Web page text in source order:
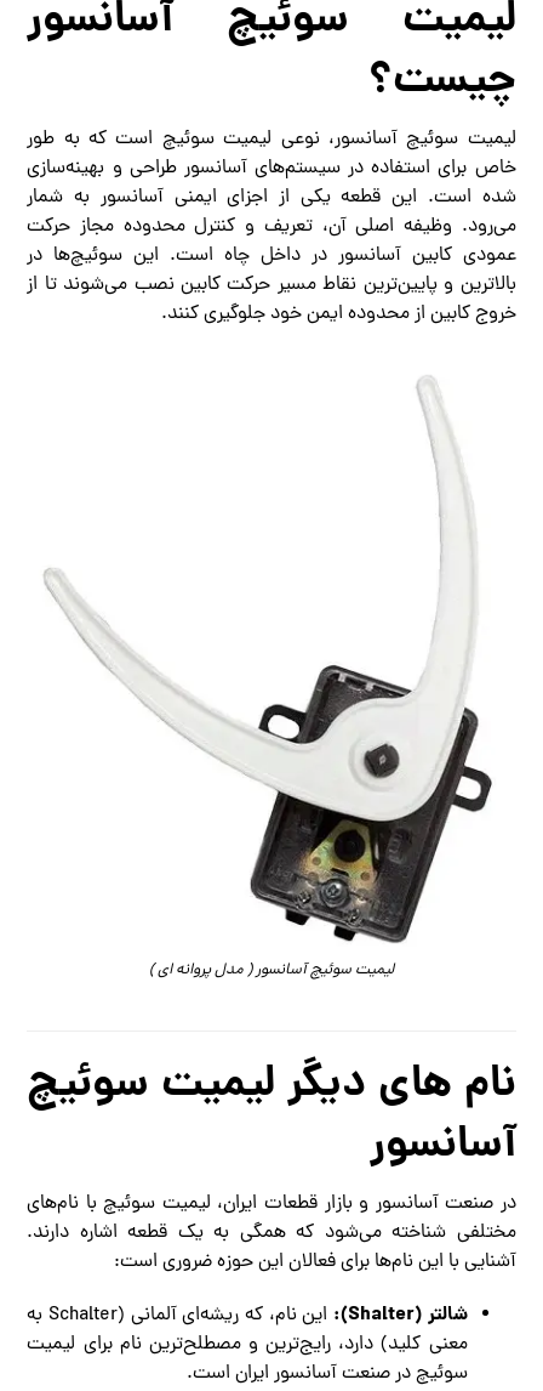
لیمیت سوئیچ آسانسور
چیست؟
لیمیت سوئیچ آسانسور، نوعی لیمیت سوئیچ است که به طور
خاص برای استفاده در سیستم‌های آسانسور طراحی و بهینه‌سازی
شده است. این قطعه یکی از اجزای ایمنی آسانسور به شمار
می‌رود. وظیفه اصلی آن، تعریف و کنترل محدوده مجاز حرکت
عمودی کابین آسانسور در داخل چاه است. این سوئیچ‌ها در
بالاترین و پایین‌ترین نقاط مسیر حرکت کابین نصب می‌شوند تا از
خروج کابین از محدوده ایمن خود جلوگیری کنند.
لیمیت سوئیچ آسانسور ( مدل پروانه ای )
نام های دیگر لیمیت سوئیچ
آسانسور
در صنعت آسانسور و بازار قطعات ایران، لیمیت سوئیچ با نام‌های
مختلفی شناخته می‌شود که همگی به یک قطعه اشاره دارند.
آشنایی با این نام‌ها برای فعالان این حوزه ضروری است:
شالتر (Shalter):
این نام، که ریشه‌ای آلمانی (Schalter به
معنی کلید) دارد، رایج‌ترین و مصطلح‌ترین نام برای لیمیت
سوئیچ در صنعت آسانسور ایران است.